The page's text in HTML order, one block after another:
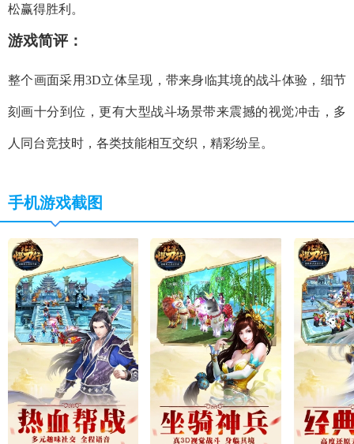
松赢得胜利。
游戏简评：
整个画面采用3D立体呈现，带来身临其境的战斗体验，细节
刻画十分到位，更有大型战斗场景带来震撼的视觉冲击，多
人同台竞技时，各类技能相互交织，精彩纷呈。
手机游戏截图